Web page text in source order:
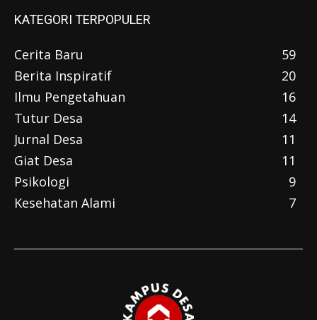
KATEGORI TERPOPULER
Cerita Baru
59
Berita Inspiratif
20
Ilmu Pengetahuan
16
Tutur Desa
14
Jurnal Desa
11
Giat Desa
11
Psikologi
9
Kesehatan Alami
7